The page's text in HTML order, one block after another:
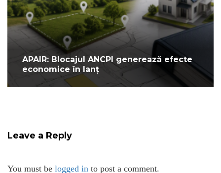
APAIR: Blocajul ANCPI generează efecte
economice în lanț
Leave a Reply
You must be logged in to post a comment.